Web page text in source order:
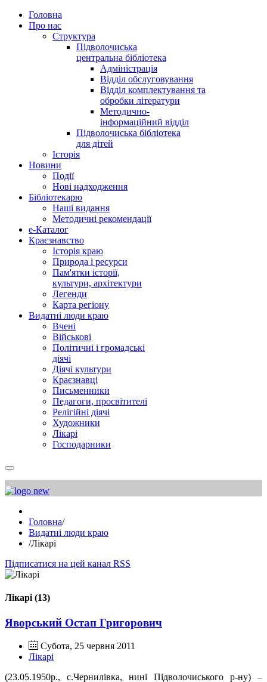
Головна
Про нас
Структура
Підволочиська
центральна бібліотека
Адміністрація
Відділ обслуговування
Відділ комплектування та
обробки літератури
Методично-
інформаційний відділ
Підволочиська бібліотека
для дітей
Історія
Новини
Події
Нові надходження
Бібліотекарю
Наші видання
Методичні рекомендації
e-Каталог
Краєзнавство
Історія краю
Природа і ресурси
Пам'ятки історії,
культури, архітектури
Легенди
Карта регіону
Видатні люди краю
Вчені
Військові
Політичні і громадські
діячі
Діячі культури
Краєзнавці
Письменники
Педагоги, просвітителі
Релігійні діячі
Художники
Лікарі
Господарники
Головна/
Видатні люди краю
/Лікарі
Підписатися на цей канал RSS
Лікарі (13)
Яворський Остап Григорович
Субота, 25 червня 2011
Лікарі
(23.05.1950р., с.Чернилівка, нині Підволочиського р-ну) –